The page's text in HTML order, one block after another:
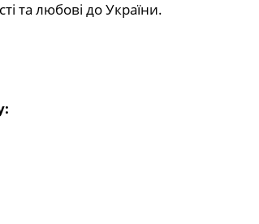
та любові до України.